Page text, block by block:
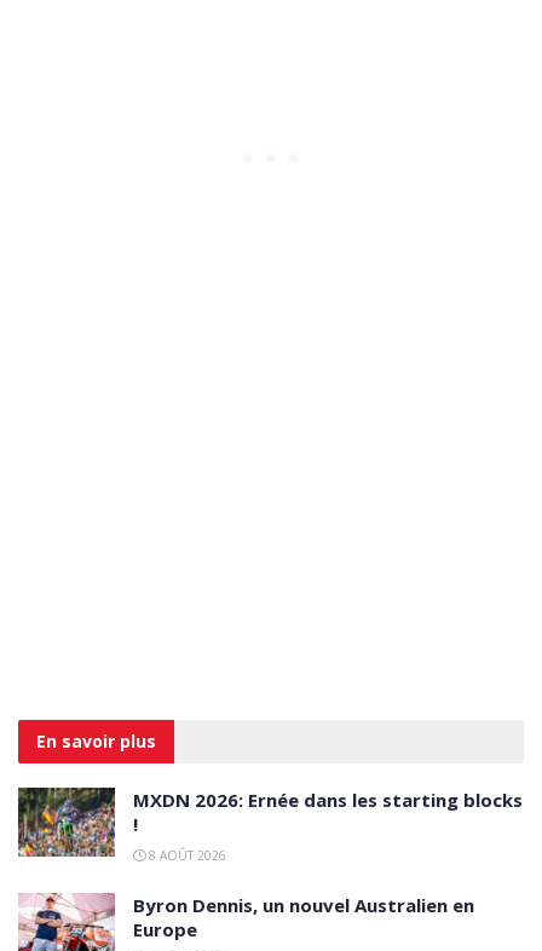
En savoir plus
MXDN 2026: Ernée dans les starting blocks
!
8 AOÛT 2026
Byron Dennis, un nouvel Australien en
Europe